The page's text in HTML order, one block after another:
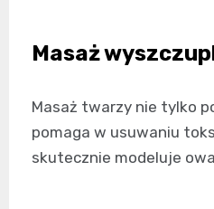
Masaż
Masaż twarzy nie tylko
pomaga w usuwaniu
skutecznie modeluje